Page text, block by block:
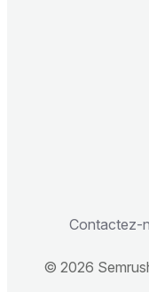
Contactez-
© 2026